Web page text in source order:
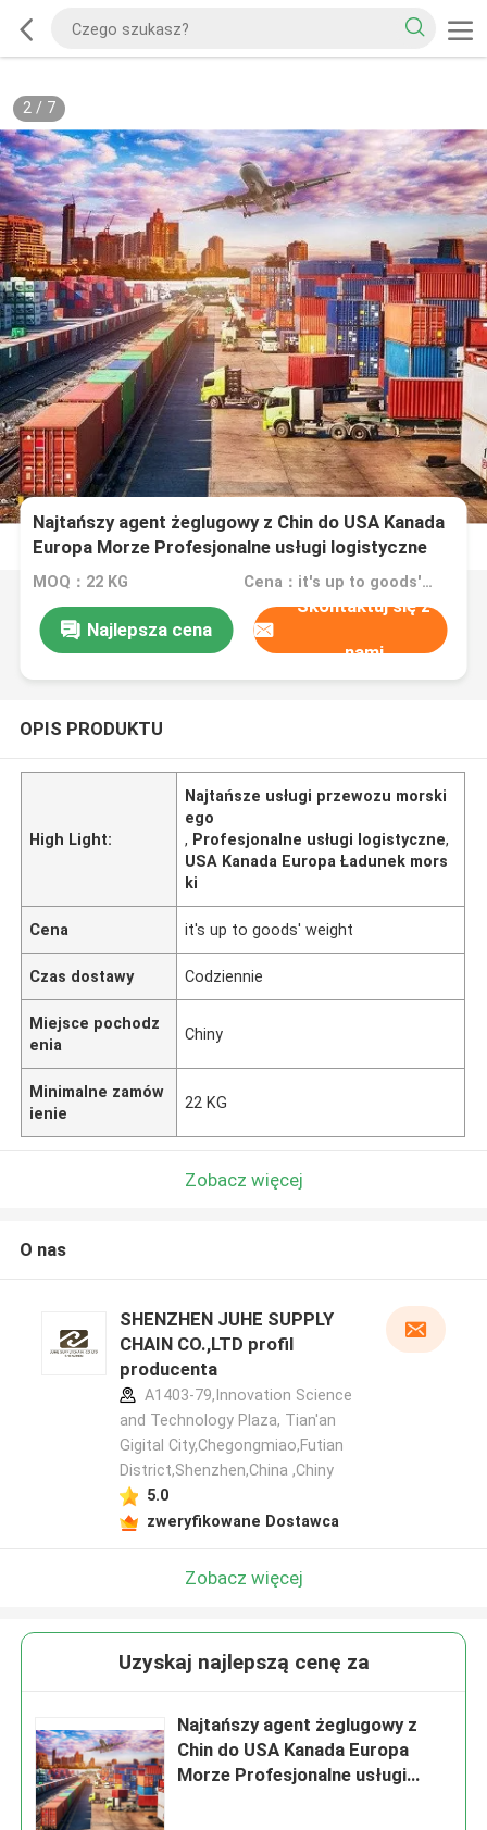
2/ 7
Najtańszy agent żeglugowy z Chin do USA Kanada
Europa Morze Profesjonalne usługi logistyczne
Spedycja spedycyjna
MOQ：22 KG Cena：it's up to goods' weight
Najlepsza cena
Skontaktuj się z
nami
OPIS PRODUKTU
High Light:
Najtańsze usługi przewozu morski
ego
, Profesjonalne usługi logistyczne,
USA Kanada Europa Ładunek mors
ki
Cena it's up to goods' weight
Czas dostawy Codziennie
Miejsce pochodz
enia
Chiny
Minimalne zamów
ienie
22 KG
Zobacz więcej
O nas
SHENZHEN JUHE SUPPLY
CHAIN CO.,LTD profil
producenta
A1403-79,Innovation Science
and Technology Plaza, Tian'an
Gigital City,Chegongmiao,Futian
District,Shenzhen,China ,Chiny
5.0
zweryfikowane Dostawca
Zobacz więcej
Uzyskaj najlepszą cenę za
Najtańszy agent żeglugowy z
Chin do USA Kanada Europa
Morze Profesjonalne usługi